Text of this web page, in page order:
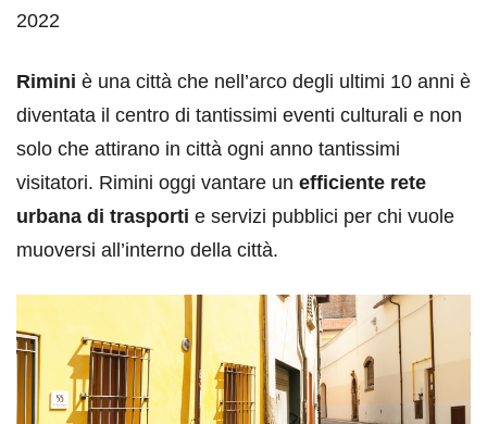
2022
Rimini è una città che nell’arco degli ultimi 10 anni è
diventata il centro di tantissimi eventi culturali e non
solo che attirano in città ogni anno tantissimi
visitatori. Rimini oggi vantare un efficiente rete
urbana di trasporti e servizi pubblici per chi vuole
muoversi all’interno della città.